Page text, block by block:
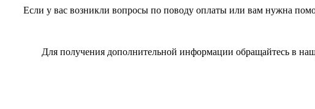
Если у вас возникли вопросы по поводу оплаты или вам нужна
Для получения дополнительной информации обращайтесь в